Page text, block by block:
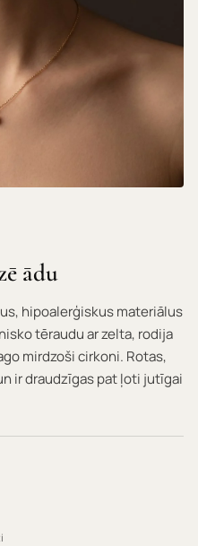
ādu
hipoalerģiskus materiālus
tēraudu ar zelta, rodija
mirdzoši cirkoni. Rotas,
ir draudzīgas pat ļoti jutīgai